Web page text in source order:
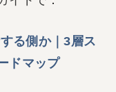
る側か｜3層ス
ドマップ